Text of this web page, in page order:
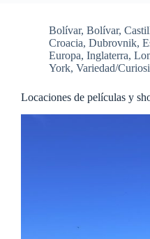
Bolívar, Bolívar,
Croacia, Dubrovnik,
Europa, Inglaterra,
York, Variedad/
Locaciones de películas y